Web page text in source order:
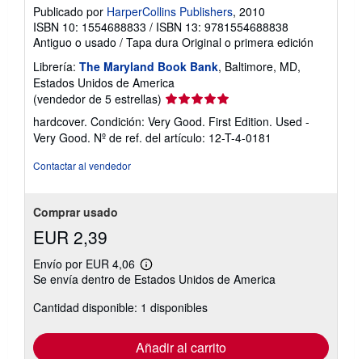
Publicado por HarperCollins Publishers, 2010
ISBN 10: 1554688833 / ISBN 13: 9781554688838
Antiguo o usado / Tapa dura Original o primera edición
Librería: The Maryland Book Bank, Baltimore, MD,
Estados Unidos de America
(vendedor de 5 estrellas) Calificación
del
vendedor:
5
hardcover. Condición: Very Good. First Edition. Used -
Very Good. Nº de ref. del artículo: 12-T-4-0181
Contactar al vendedor
Comprar usado
EUR 2,39
Envío por EUR 4,06
Más
información
las
tarifas
envío
Se envía dentro de Estados Unidos de America
Cantidad disponible: 1 disponibles
Añadir al carrito